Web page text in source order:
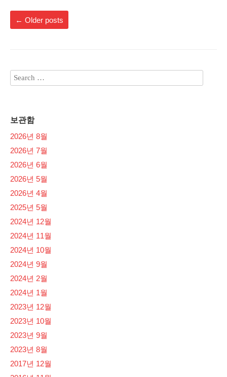
← Older posts
보관함
2026년 8월
2026년 7월
2026년 6월
2026년 5월
2026년 4월
2025년 5월
2024년 12월
2024년 11월
2024년 10월
2024년 9월
2024년 2월
2024년 1월
2023년 12월
2023년 10월
2023년 9월
2023년 8월
2017년 12월